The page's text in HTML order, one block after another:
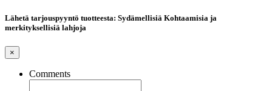
Lähetä tarjouspyyntö tuotteesta: Sydämellisiä Kohtaamisia ja
merkityksellisiä lahjoja
×
Comments